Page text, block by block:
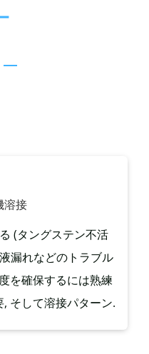
(タングステン不活
漏れなどのトラブル
を確保するには熟練
, そして溶接パターン.